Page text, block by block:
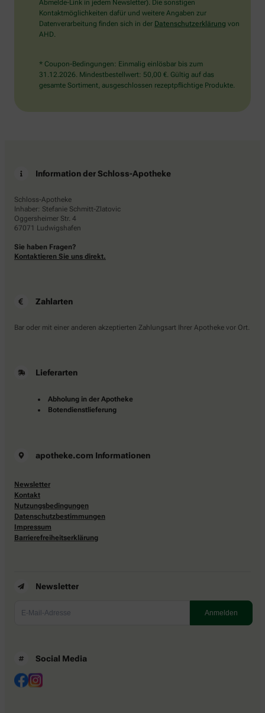
Abmelde-Link in jedem Newsletter). Die sonstigen
Kontaktmöglichkeiten dafür und weitere Angaben zur
Datenverarbeitung finden sich in der Datenschutzerklärung von
AHD.
* Coupon-Bedingungen: Einmalig einlösbar bis zum
31.12.2026. Mindestbestellwert: 50,00 €. Gültig auf das
gesamte Sortiment, ausgeschlossen rezeptpflichtige Produkte.
Information der Schloss-Apotheke
Schloss-Apotheke
Inhaber: Stefanie Schmitt-Zlatovic
Oggersheimer Str. 4
67071 Ludwigshafen
Sie haben Fragen?
Kontaktieren Sie uns direkt.
Zahlarten
Bar oder mit einer anderen akzeptierten Zahlungsart Ihrer Apotheke vor Ort.
Lieferarten
Abholung in der Apotheke
Botendienstlieferung
apotheke.com Informationen
Newsletter
Kontakt
Nutzungsbedingungen
Datenschutzbestimmungen
Impressum
Barrierefreiheitserklärung
Newsletter
Social Media